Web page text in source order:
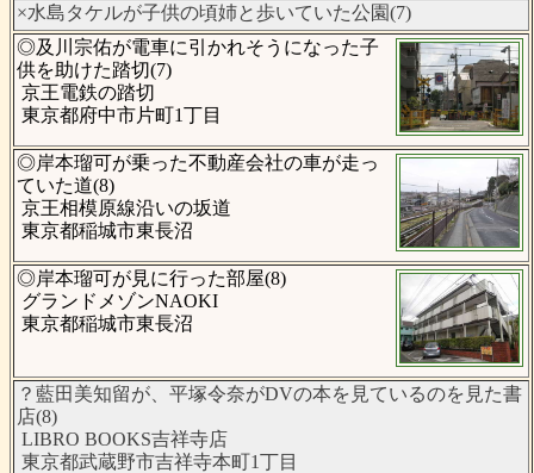
×水島タケルが子供の頃姉と歩いていた公園(7)
◎及川宗佑が電車に引かれそうになった子
供を助けた踏切(7)
京王電鉄の踏切
東京都府中市片町1丁目
◎岸本瑠可が乗った不動産会社の車が走っ
ていた道(8)
京王相模原線沿いの坂道
東京都稲城市東長沼
◎岸本瑠可が見に行った部屋(8)
グランドメゾンNAOKI
東京都稲城市東長沼
？藍田美知留が、平塚令奈がDVの本を見ているのを見た書
店(8)
LIBRO BOOKS吉祥寺店
東京都武蔵野市吉祥寺本町1丁目